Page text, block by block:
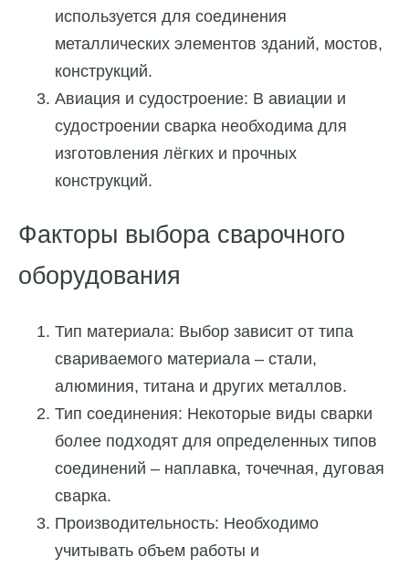
используется для соединения
металлических элементов зданий, мостов,
конструкций.
Авиация и судостроение: В авиации и
судостроении сварка необходима для
изготовления лёгких и прочных
конструкций.
Факторы выбора сварочного
оборудования
Тип материала: Выбор зависит от типа
свариваемого материала – стали,
алюминия, титана и других металлов.
Тип соединения: Некоторые виды сварки
более подходят для определенных типов
соединений – наплавка, точечная, дуговая
сварка.
Производительность: Необходимо
учитывать объем работы и